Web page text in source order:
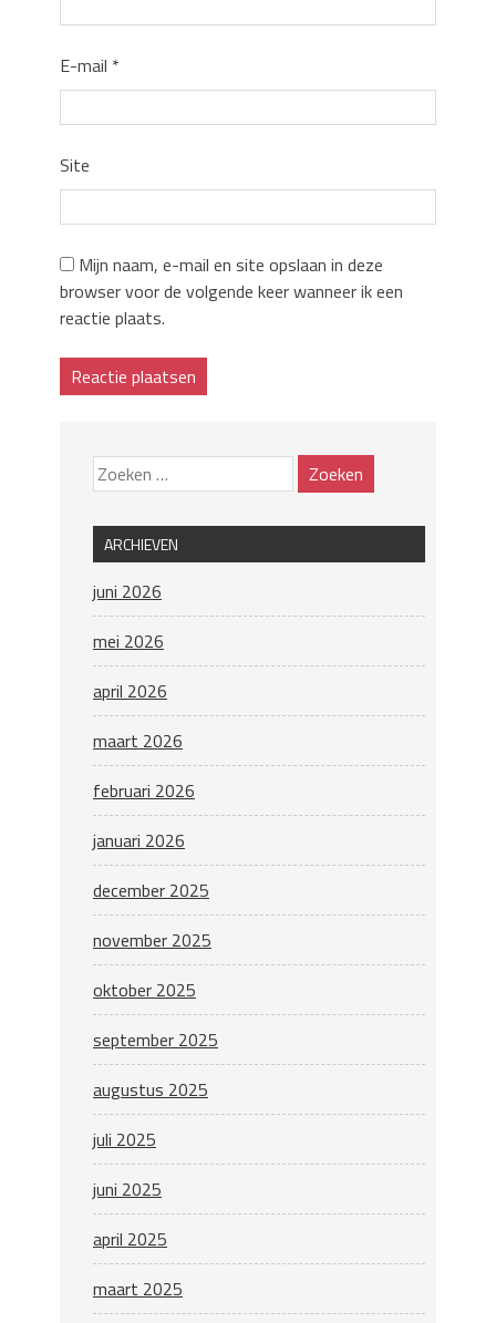
E-mail *
Site
Mijn naam, e-mail en site opslaan in deze
browser voor de volgende keer wanneer ik een
reactie plaats.
ARCHIEVEN
juni 2026
mei 2026
april 2026
maart 2026
februari 2026
januari 2026
december 2025
november 2025
oktober 2025
september 2025
augustus 2025
juli 2025
juni 2025
april 2025
maart 2025